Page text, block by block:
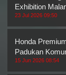
Exhibition
23 Jul 2026 09:50
Honda
Padukan
15 Jun 2026 08:54